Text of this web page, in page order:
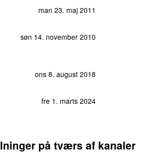
man 18. oktober 2021
ons 13. oktober 2021
man 23. maj 2011
søn 14. november 2010
ons 8. august 2018
fre 1. marts 2024
på tværs af kanaler